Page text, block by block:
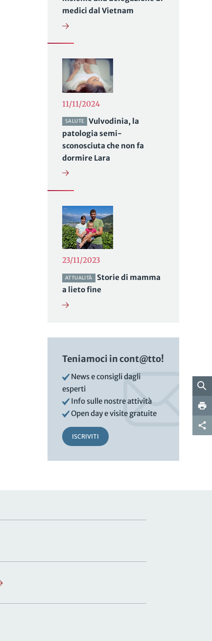
medici dal Vietnam
11/11/2024
SALUTE
Vulvodinia, la
patologia semi-
sconosciuta che non fa
dormire Lara
23/11/2023
ATTUALITÀ
Storie di mamma
a lieto fine
Teniamoci in cont@tto!
News e consigli dagli
esperti
Info sulle nostre attività
Open day e visite gratuite
ISCRIVITI